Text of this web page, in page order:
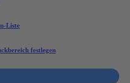
Liste
festlegen